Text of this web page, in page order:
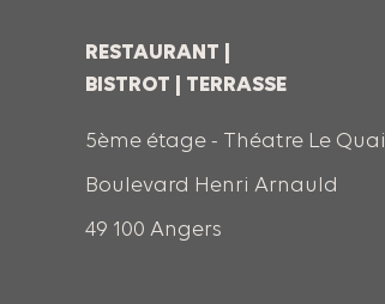
RESTAURANT |
BISTROT | TERRASSE
5ème étage - Théatre Le Quai
Boulevard Henri Arnauld
49 100 Angers